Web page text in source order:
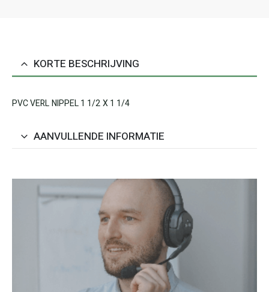
KORTE BESCHRIJVING
PVC VERL NIPPEL 1 1/2 X 1 1/4
AANVULLENDE INFORMATIE